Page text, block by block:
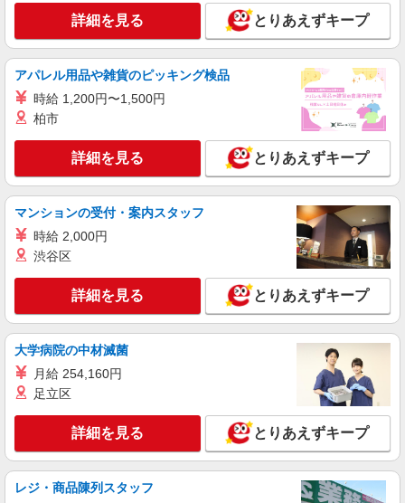
詳細を見る とりあえずキープ
アパレル用品や雑貨のピッキング検品
時給 1,200円〜1,500円
柏市
詳細を見る とりあえずキープ
マンションの受付・案内スタッフ
時給 2,000円
渋谷区
詳細を見る とりあえずキープ
大学病院の中材滅菌
月給 254,160円
足立区
詳細を見る とりあえずキープ
レジ・商品陳列スタッフ